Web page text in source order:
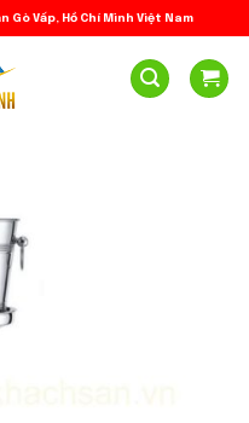
Gò Vấp, Hồ Chí Minh Việt Nam